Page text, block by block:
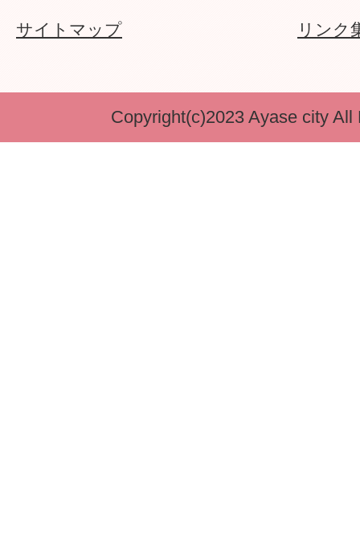
サイトマップ リンク
Copyright(c)2023 Ayase city